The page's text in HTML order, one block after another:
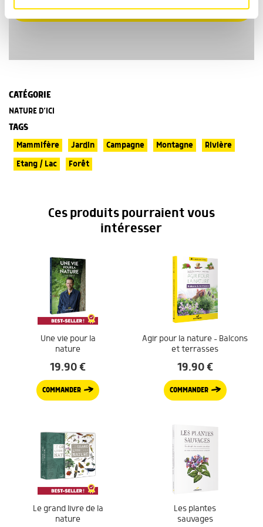
médias sociaux et d'analyser notre trafic. Nous
A partir de 39€ / an
CATÉGORIE
NATURE D’ICI
TAGS
Mammifère Jardin Campagne Montagne
Rivière
Etang / Lac
Forêt
Ces produits pourraient vous
intéresser
Une vie pour la
nature
19.90€
COMMANDER
Agir pour la nature – Balcons
et terrasses
19.90€
COMMANDER
Le grand livre de la
nature
Les plantes
sauvages